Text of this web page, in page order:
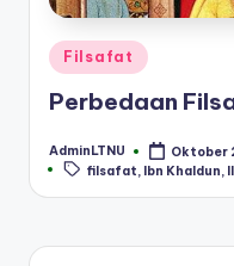
Posted
in
Filsafat
Perbedaan
Posted
by
AdminLTNU Oktober
Tags:
filsafat Ibn Khaldun